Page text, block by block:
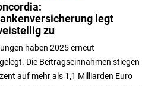
legt
zu
haben 2025 erneut
Die Beitragseinnahmen stiegen
auf mehr als 1,1 Milliarden Euro